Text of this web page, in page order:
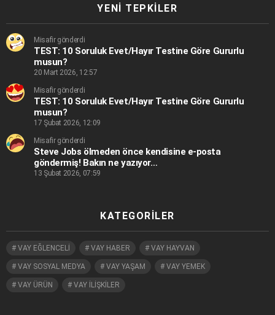
YENI TEPKILER
Misafir gönderdi
TEST: 10 Soruluk Evet/Hayır Testine Göre Gururlu
musun?
20 Mart 2026, 12:57
Misafir gönderdi
TEST: 10 Soruluk Evet/Hayır Testine Göre Gururlu
musun?
17 Şubat 2026, 12:09
Misafir gönderdi
Steve Jobs ölmeden önce kendisine e-posta
göndermiş! Bakın ne yazıyor…
13 Şubat 2026, 07:59
KATEGORILER
VAY EĞLENCELİ VAY HABER VAY HAYVAN
VAY SOSYAL MEDYA VAY YAŞAM VAY YEMEK
VAY ÜRÜN VAY İLİŞKİLER